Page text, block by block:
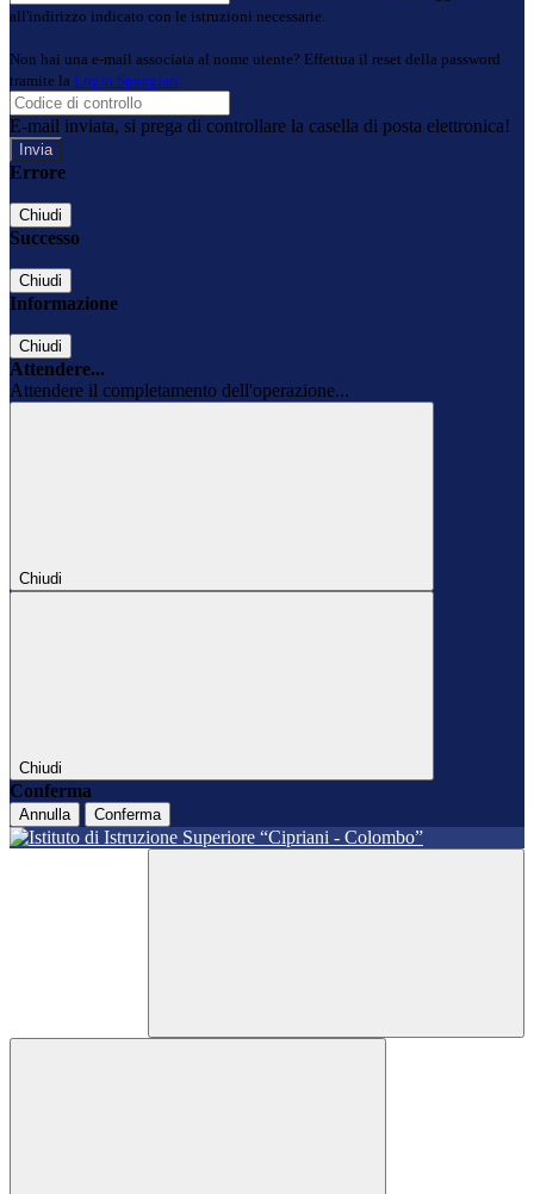
all'indirizzo indicato con le istruzioni necessarie.
Non hai una e-mail associata al nome utente? Effettua il reset della password
tramite la Login Spaggiari
E-mail inviata, si prega di controllare la casella di posta elettronica!
Errore
Chiudi
Successo
Chiudi
Informazione
Chiudi
Attendere...
Attendere il completamento dell'operazione...
Chiudi
Chiudi
Conferma
Annulla Conferma